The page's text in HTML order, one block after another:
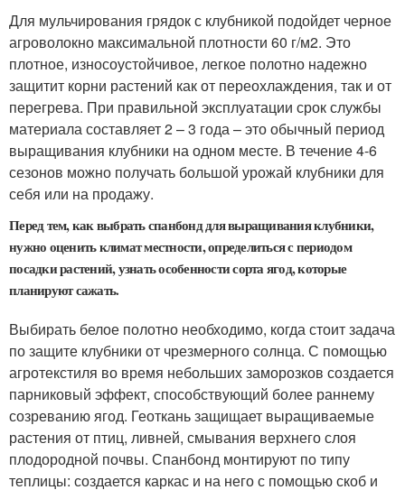
Для мульчирования грядок с клубникой подойдет черное
агроволокно максимальной плотности 60 г/м2. Это
плотное, износоустойчивое, легкое полотно надежно
защитит корни растений как от переохлаждения, так и от
перегрева. При правильной эксплуатации срок службы
материала составляет 2 – 3 года – это обычный период
выращивания клубники на одном месте. В течение 4-6
сезонов можно получать большой урожай клубники для
себя или на продажу.
Перед тем, как выбрать спанбонд для выращивания клубники,
нужно оценить климат местности, определиться с периодом
посадки растений, узнать особенности сорта ягод, которые
планируют сажать.
Выбирать белое полотно необходимо, когда стоит задача
по защите клубники от чрезмерного солнца. С помощью
агротекстиля во время небольших заморозков создается
парниковый эффект, способствующий более раннему
созреванию ягод. Геоткань защищает выращиваемые
растения от птиц, ливней, смывания верхнего слоя
плодородной почвы. Спанбонд монтируют по типу
теплицы: создается каркас и на него с помощью скоб и